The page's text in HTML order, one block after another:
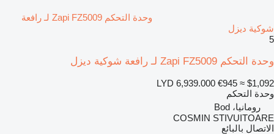
وحدة التحكم Zapi FZ5009 لـ رافعة
شوكية ديزل
5
وحدة التحكم Zapi FZ5009 لـ رافعة شوكية ديزل
LYD 6,939.000 €945 ≈ $1,092
وحدة التحكم
رومانيا، Bod
COSMIN STIVUITOARE
الاتصال بالبائع